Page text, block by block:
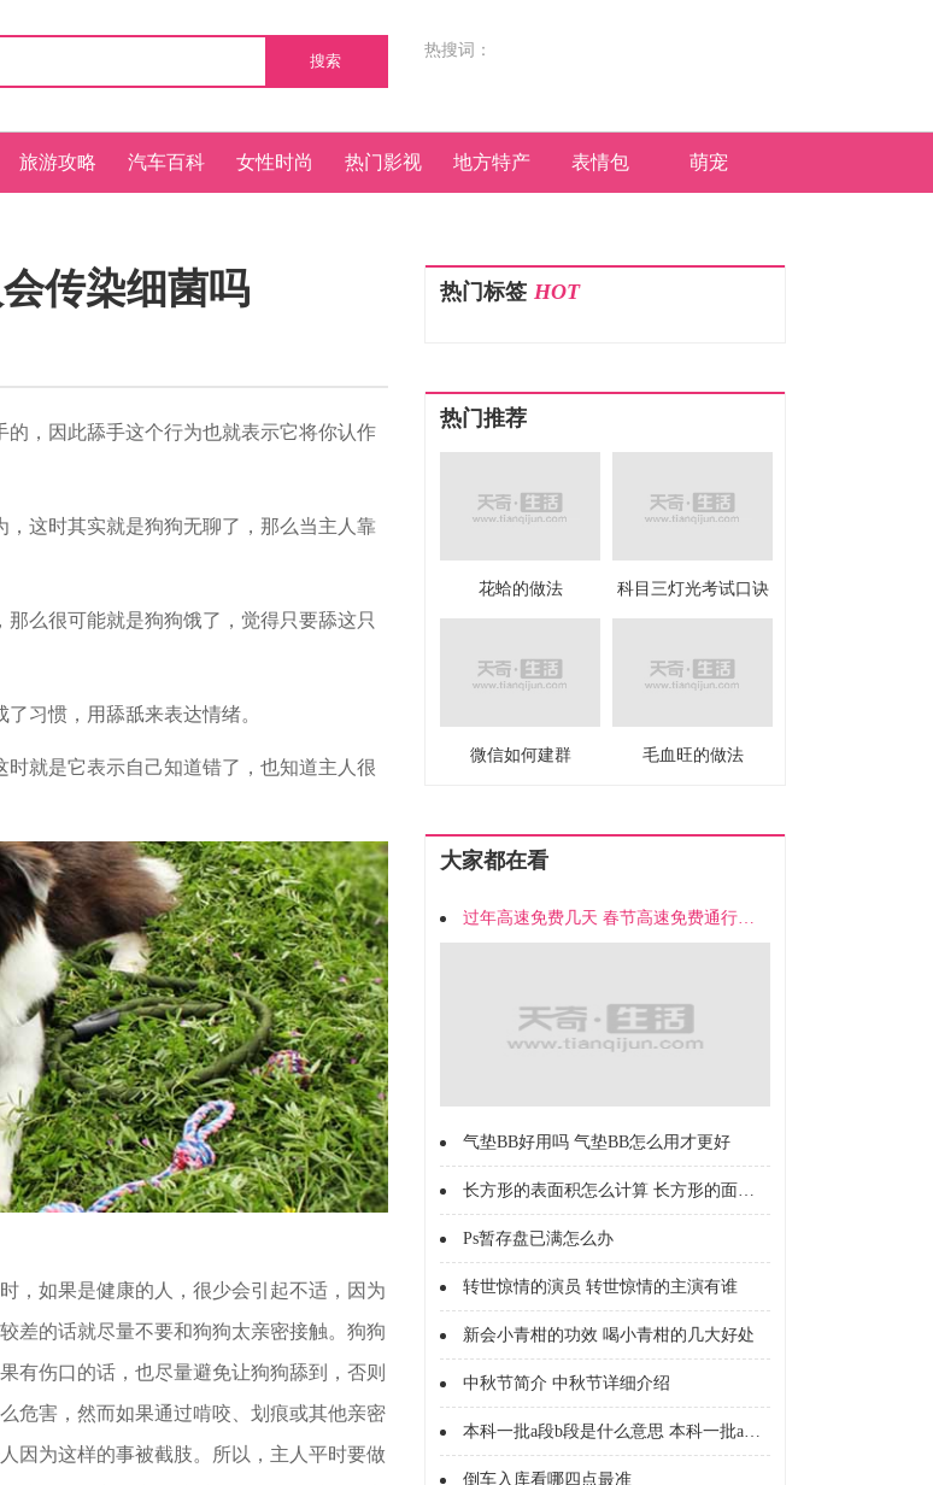
搜索
热搜词：
旅游攻略 汽车百科 女性时尚 热门影视 地方特产 表情包 萌宠
传染细菌吗
，因此舔手这个行为也就表示它将你认作
这时其实就是狗狗无聊了，那么当主人靠
么很可能就是狗狗饿了，觉得只要舔这只
习惯，用舔舐来表达情绪。
就是它表示自己知道错了，也知道主人很
如果是健康的人，很少会引起不适，因为
差的话就尽量不要和狗狗太亲密接触。狗狗
有伤口的话，也尽量避免让狗狗舔到，否则
危害，然而如果通过啃咬、划痕或其他亲密
因为这样的事被截肢。所以，主人平时要做
热门标签 HOT
热门推荐
花蛤的做法 科目三灯光考试口诀
微信如何建群 毛血旺的做法
大家都在看
过年高速免费几天 春节高速免费通行时间
气垫BB好用吗 气垫BB怎么用才更好
长方形的表面积怎么计算 长方形的面积怎么计算的
Ps暂存盘已满怎么办
转世惊情的演员 转世惊情的主演有谁
新会小青柑的功效 喝小青柑的几大好处
中秋节简介 中秋节详细介绍
本科一批a段b段是什么意思 本科一批a段b段什么意思
倒车入库看哪四点最准